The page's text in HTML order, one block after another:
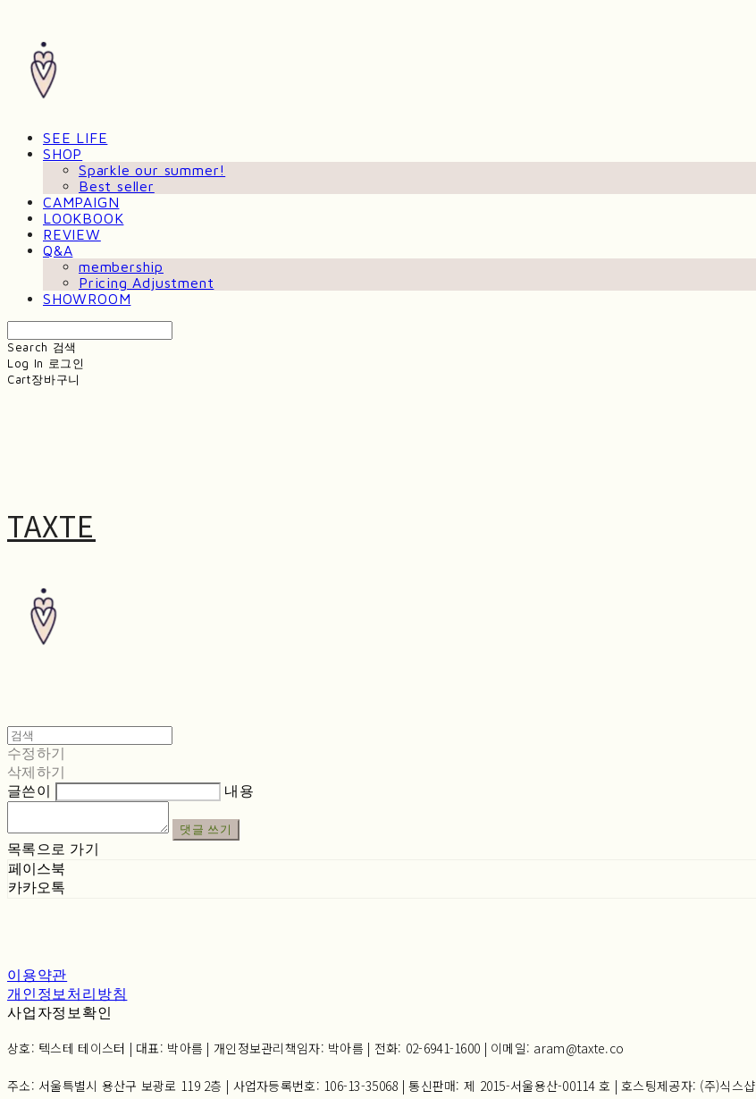
SEE LIFE
SHOP
Sparkle our summer!
Best seller
CAMPAIGN
LOOKBOOK
REVIEW
Q&A
membership
Pricing Adjustment
SHOWROOM
Search 검색
Log In 로그인
Cart장바구니
TAXTE
수정하기
삭제하기
글쓴이
내용
댓글 쓰기
목록으로 가기
페이스북
카카오톡
이용약관
개인정보처리방침
사업자정보확인
상호: 텍스테 테이스터 | 대표: 박아름 | 개인정보관리책임자: 박아름 | 전화: 02-6941-1600 | 이메일: aram@taxte.co
주소: 서울특별시 용산구 보광로 119 2층 | 사업자등록번호: 106-13-35068 | 통신판매: 제 2015-서울용산-00114 호 | 호스팅제공자: (주)식스샵